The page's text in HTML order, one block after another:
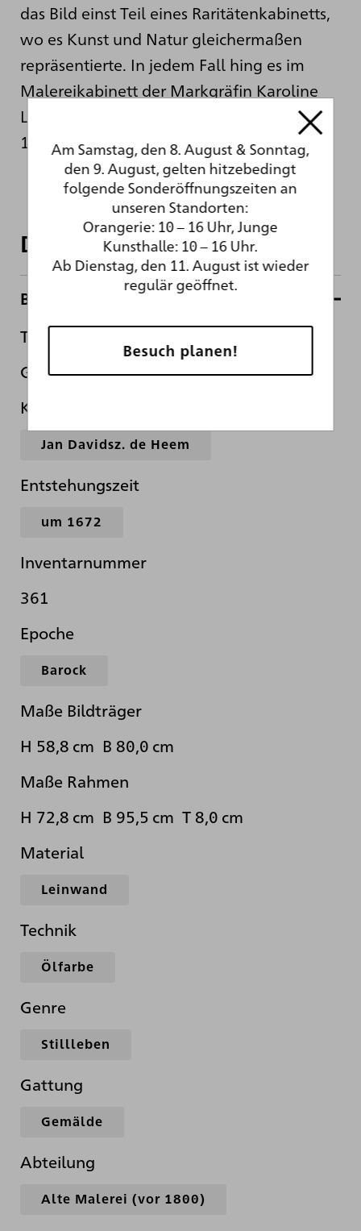
das Bild einst Teil eines Raritätenkabinetts,
wo es Kunst und Natur gleichermaßen
repräsentierte. In jedem Fall hing es im
Malereikabinett der Markgräfin Karoline
Luise im Karlsruher Schloss. Sie hatte es
1762 erworben.
Daten und Fakten
Basisdaten
Titel
Girlande von Blumen und Früchten
Künstler*in
Jan Davidsz. de Heem
Entstehungszeit
um 1672
Inventarnummer
361
Epoche
Barock
Maße Bildträger
H 58,8 cm B 80,0 cm
Maße Rahmen
H 72,8 cm B 95,5 cm T 8,0 cm
Material
Leinwand
Technik
Ölfarbe
Genre
Stillleben
Gattung
Gemälde
Abteilung
Alte Malerei (vor 1800)
Am Samstag, den 8. August & Sonntag,
den 9. August, gelten hitzebedingt
folgende Sonderöffnungszeiten an
unseren Standorten:
Orangerie: 10 – 16 Uhr, Junge
Kunsthalle: 10 – 16 Uhr.
Ab Dienstag, den 11. August ist wieder
regulär geöffnet.
Besuch planen!